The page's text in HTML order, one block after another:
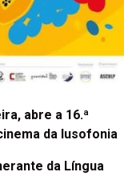
abre a 16.ª
da lusofonia
da Língua